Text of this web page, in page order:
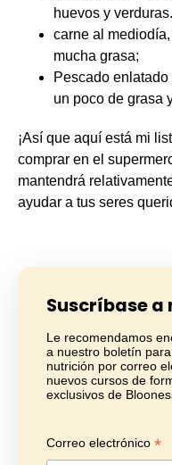
huevos y verduras.
carne al
mucha grasa;
Pescado
un poco de grasa
¡Así que aquí está mi
comprar en el
mantendrá
ayudar a tus seres
Suscríbase
Le recomendamos
a nuestro boletín
nutrición por correo
nuevos cursos de
exclusivos de
Correo electrónico *